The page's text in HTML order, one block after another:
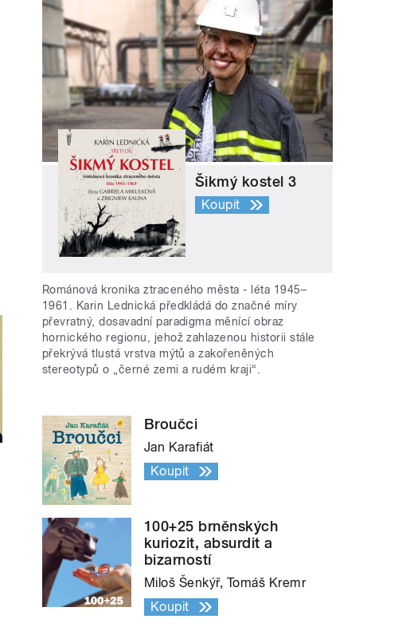
Šikmý kostel 3
Koupit
Románová kronika ztraceného města - léta 1945–
1961. Karin Lednická předkládá do značné míry
převratný, dosavadní paradigma měnící obraz
hornického regionu, jehož zahlazenou historii stále
překrývá tlustá vrstva mýtů a zakořeněných
stereotypů o „černé zemi a rudém kraji“.
Broučci
Jan Karafiát
Koupit
100+25 brněnských
kuriozit, absurdit a
bizarností
Miloš Šenkýř, Tomáš Kremr
Koupit